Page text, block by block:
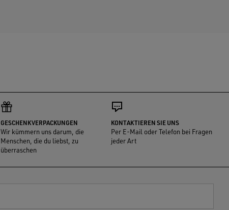
GESCHENKVERPACKUNGEN
Wir kümmern uns darum, die
Menschen, die du liebst, zu
überraschen
KONTAKTIEREN SIE UNS
Per E-Mail oder Telefon bei Fragen
jeder Art